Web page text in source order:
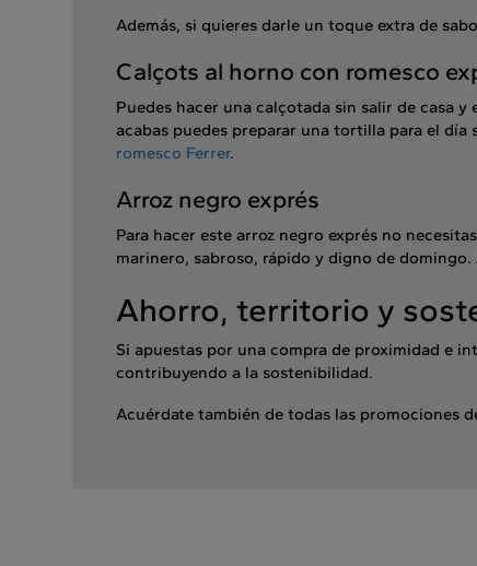
Además, si quieres darle un toque extra de
Calçots al horno con romesco
Puedes hacer una calçotada sin salir de casa y
acabas puedes preparar una tortilla para el
romesco Ferrer.
Arroz negro exprés
Para hacer este arroz negro exprés no
marinero, sabroso, rápido y digno de
Ahorro, territorio y
Si apuestas por una compra de proximidad e
contribuyendo a la sostenibilidad.
Acuérdate también de todas las promociones